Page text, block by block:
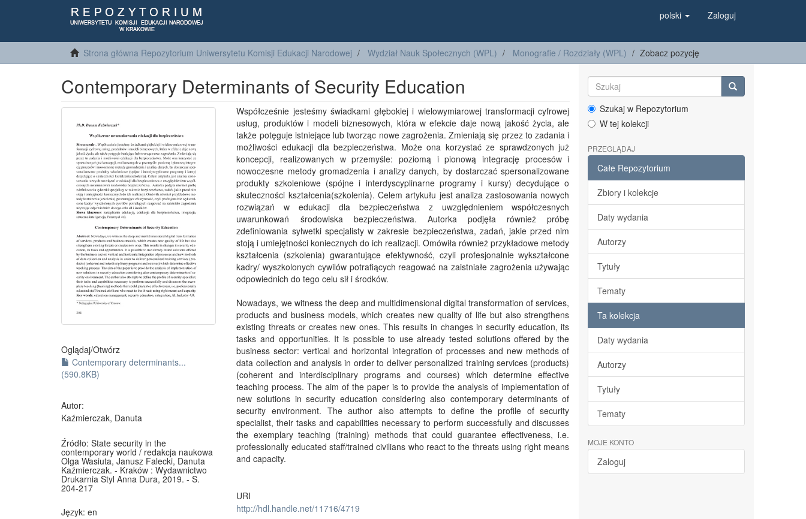
polski Zaloguj
Strona główna Repozytorium Uniwersytetu Komisji Edukacji Narodowej Wydział Nauk Społecznych (WPL) Monografie / Rozdziały (WPL) Zobacz pozycję
Contemporary Determinants of Security Education
Oglądaj/Otwórz
Contemporary determinants...
(590.8KB)
Autor:
Kaźmierczak, Danuta
Źródło: State security in the
contemporary world / redakcja naukowa
Olga Wasiuta, Janusz Falecki, Danuta
Kaźmierczak. - Kraków : Wydawnictwo
Drukarnia Styl Anna Dura, 2019. - S.
204-217
Język: en
Współcześnie jesteśmy świadkami głębokiej i wielowymiarowej transformacji cyfrowej
usług, produktów i modeli biznesowych, która w efekcie daje nową jakość życia, ale
także potęguje istniejące lub tworząc nowe zagrożenia. Zmieniają się przez to zadania i
możliwości edukacji dla bezpieczeństwa. Może ona korzystać ze sprawdzonych już
koncepcji, realizowanych w przemyśle: poziomą i pionową integrację procesów i
nowoczesne metody gromadzenia i analizy danych, by dostarczać spersonalizowane
produkty szkoleniowe (spójne i interdyscyplinarne programy i kursy) decydujące o
skuteczności kształcenia(szkolenia). Celem artykułu jest analiza zastosowania nowych
rozwiązań w edukacji dla bezpieczeństwa z uwzględnieniem współczesnych
uwarunkowań środowiska bezpieczeństwa. Autorka podjęła również próbę
zdefiniowania sylwetki specjalisty w zakresie bezpieczeństwa, zadań, jakie przed nim
stoją i umiejętności koniecznych do ich realizacji. Omówiła również przykładowe metody
kształcenia (szkolenia) gwarantujące efektywność, czyli profesjonalnie wykształcone
kadry/ wyszkolonych cywilów potrafiących reagować na zaistniałe zagrożenia używając
odpowiednich do tego celu sił i środków.
Nowadays, we witness the deep and multidimensional digital transformation of services,
products and business models, which creates new quality of life but also strengthens
existing threats or creates new ones. This results in changes in security education, its
tasks and opportunities. It is possible to use already tested solutions offered by the
business sector: vertical and horizontal integration of processes and new methods of
data collection and analysis in order to deliver personalized training services (products)
(coherent and interdisciplinary programs and courses) which determine effective
teaching process. The aim of the paper is to provide the analysis of implementation of
new solutions in security education considering also contemporary determinants of
security environment. The author also attempts to define the profile of security
specialist, their tasks and capabilities necessary to perform successfully and discusses
the exemplary teaching (training) methods that could guarantee effectiveness, i.e.
professionally educated staff/trained civilians who react to the threats using right means
and capacity.
URI
http://hdl.handle.net/11716/4719
Szukaj w Repozytorium
W tej kolekcji
PRZEGLĄDAJ
Całe Repozytorium
Zbiory i kolekcje
Daty wydania
Autorzy
Tytuły
Tematy
Ta kolekcja
Daty wydania
Autorzy
Tytuły
Tematy
MOJE KONTO
Zaloguj